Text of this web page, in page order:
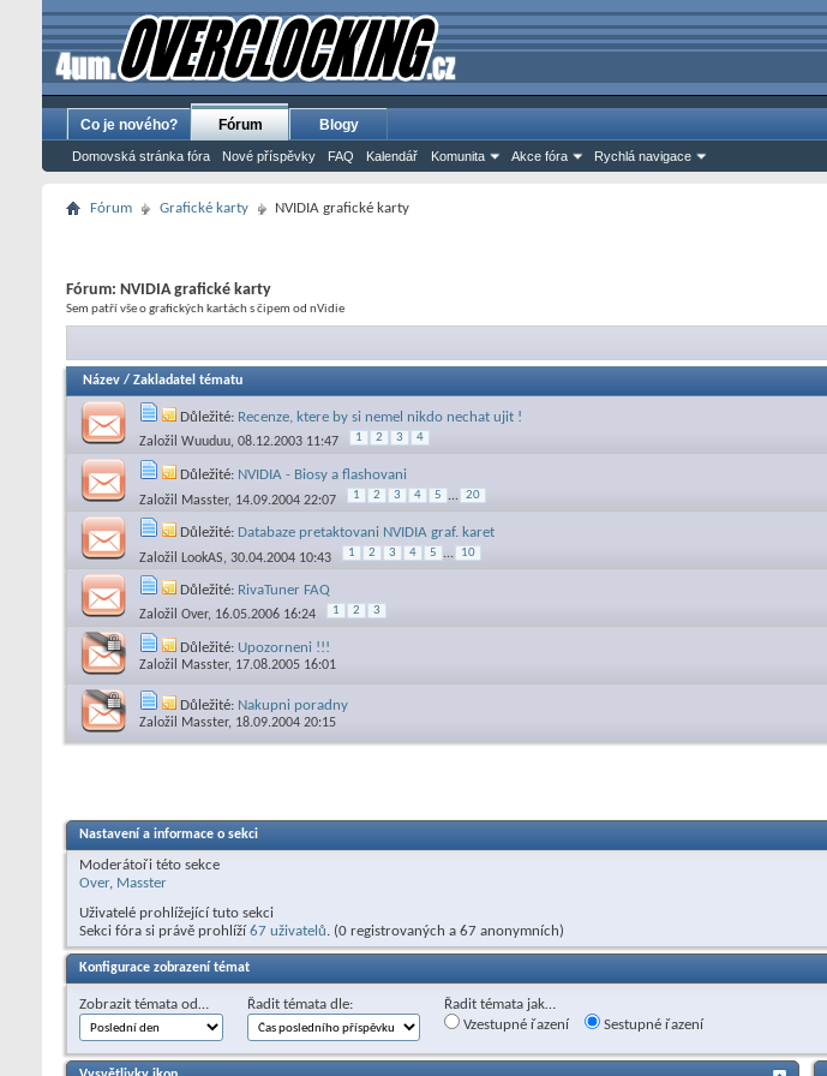
Co je nového? Fórum
Domovská stránka fóra Nové příspěvky FAQ Kalendář Komunita Akce fóra Rychlá navigace
Blogy
Fórum Grafické karty NVIDIA grafické karty
Fórum: NVIDIA grafické karty
Sem patří vše o grafických kartách s čipem od nVidie
Název / Zakladatel tématu
Důležité: Recenze, ktere by si nemel nikdo nechat ujit !
Založil Wuuduu, 08.12.2003 11:47 1 2 3 4
Důležité: NVIDIA - Biosy a flashovani
Založil Masster, 14.09.2004 22:07 1 2 3 4 5 ... 20
Důležité: Databaze pretaktovani NVIDIA graf. karet
Založil LookAS, 30.04.2004 10:43 1 2 3 4 5 ... 10
Důležité: RivaTuner FAQ
Založil Over, 16.05.2006 16:24 1 2 3
Důležité: Upozorneni !!!
Založil Masster, 17.08.2005 16:01
Důležité: Nakupni poradny
Založil Masster, 18.09.2004 20:15
Nastavení a informace o sekci
Moderátoři této sekce
Over, Masster
Uživatelé prohlížející tuto sekci
Sekci fóra si právě prohlíží67 uživatelů. (0 registrovaných a 67 anonymních)
Konfigurace zobrazení témat
Zobrazit témata od… Řadit témata dle:
Řadit témata jak…
Vzestupné řazení
Sestupné řazení